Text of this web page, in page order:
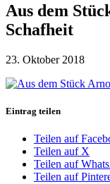
Aus dem
Schafheit
23. Oktober 2018
Eintrag teilen
Teilen auf
Teilen auf X
Teilen auf
Teilen auf